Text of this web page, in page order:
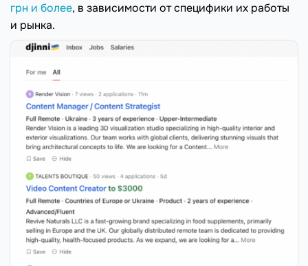
грн и более, в зависимости от специфики их работы
и рынка.